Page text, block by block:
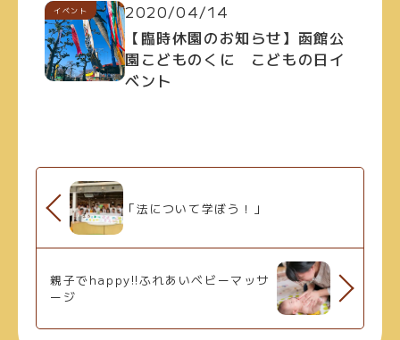
イベント
2020/04/14
【臨時休園のお知らせ】函館公
園こどものくに こどもの日イ
ベント
「法について学ぼう！」
親子でhappy!!ふれあいベビーマッサ
ージ